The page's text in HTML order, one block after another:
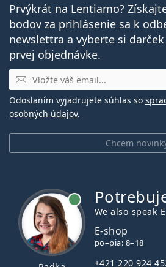
Prvýkrát na Lentiamo?
bodov za prihlásenie sa k
newslettra a vyberte si
prvej objednávke.
E-mail
Chcem
Odoslaním vyjadrujete súhlas so
osobných údajov.
We also speak
E-shop
po–pia: 8–18
+421 220 924